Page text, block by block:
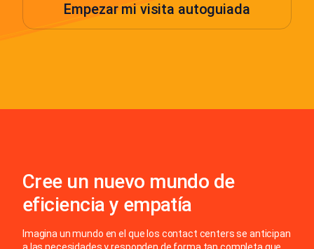
Empezar mi visita autoguiada
Cree un nuevo mundo de
eficiencia y empatía
Imagina un mundo en el que los contact centers se anticipan